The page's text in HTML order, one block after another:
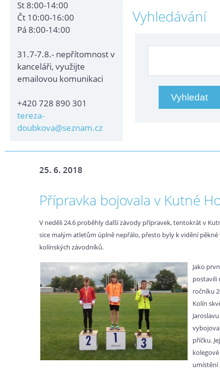
St 8:00-14:00
Čt 10:00-16:00
Pá 8:00-14:00
31.7-7.8.- nepřítomnost v
kanceláři, využijte
emailovou komunikaci
+420 728 890 301
tereza-
doubkova@seznam.cz
Vyhledávání
25. 6. 2018
Přípravka bojovala v Kutné
V neděli 24.6 proběhly další závody přípravek, tentokrát v
sice malým atletům úplně nepřálo, přesto byly k vidění
kolínských závodníků.
Jako
postavili
ročníku
Kolín
příčku.
umístění